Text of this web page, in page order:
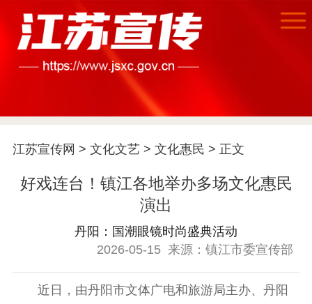
首页
江苏要闻
江苏宣传网 > 文化文艺> 文化惠民 > 正文
好戏连台！镇江各地举办多场文化惠民
演出
丹阳：国潮眼镜时尚盛典活动
2026-05-15 来源：镇江市委宣传部
近日，由丹阳市文体广电和旅游局主办、丹阳